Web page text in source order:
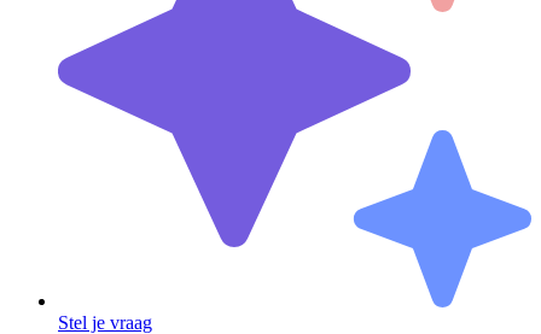
Stel je vraag